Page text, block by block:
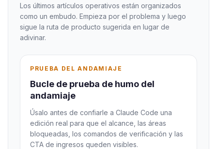
Los últimos artículos operativos están organizados
como un embudo. Empieza por el problema y luego
sigue la ruta de producto sugerida en lugar de
adivinar.
PRUEBA DEL ANDAMIAJE
Bucle de prueba de humo del
andamiaje
Úsalo antes de confiarle a Claude Code una
edición real para que el alcance, las áreas
bloqueadas, los comandos de verificación y las
CTA de ingresos queden visibles.